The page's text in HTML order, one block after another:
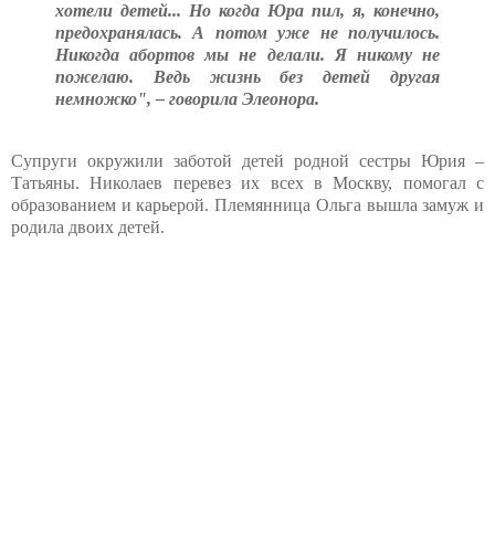
хотели детей... Но когда Юра пил, я, конечно,
предохранялась. А потом уже не получилось.
Никогда абортов мы не делали. Я никому не
пожелаю. Ведь жизнь без детей другая
немножко", – говорила Элеонора.
Супруги окружили заботой детей родной сестры Юрия –
Татьяны. Николаев перевез их всех в Москву, помогал с
образованием и карьерой. Племянница Ольга вышла замуж и
родила двоих детей.